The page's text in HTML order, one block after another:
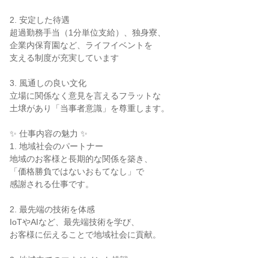
2. 安定した待遇
超過勤務手当（1分単位支給）、独身寮、
企業内保育園など、ライフイベントを
支える制度が充実しています
3. 風通しの良い文化
立場に関係なく意見を言えるフラットな
土壌があり「当事者意識」を尊重します。
✨ 仕事内容の魅力 ✨
1. 地域社会のパートナー
地域のお客様と長期的な関係を築き、
「価格勝負ではないおもてなし」で
感謝される仕事です。
2. 最先端の技術を体感
IoTやAIなど、最先端技術を学び、
お客様に伝えることで地域社会に貢献。